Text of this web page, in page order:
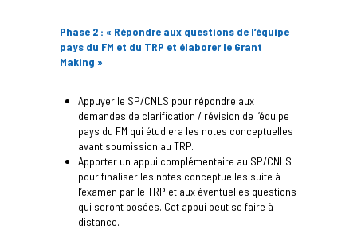
Phase 2 : « Répondre aux questions de l’équipe
pays du FM et du TRP et élaborer le Grant
Making »
Appuyer le SP/CNLS pour répondre aux
demandes de clarification / révision de l’équipe
pays du FM qui étudiera les notes conceptuelles
avant soumission au TRP.
Apporter un appui complémentaire au SP/CNLS
pour finaliser les notes conceptuelles suite à
l’examen par le TRP et aux éventuelles questions
qui seront posées. Cet appui peut se faire à
distance.